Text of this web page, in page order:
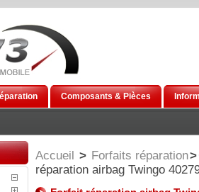
Composants & Pièces
Accueil > Forfaits réparation>
réparation airbag Twingo